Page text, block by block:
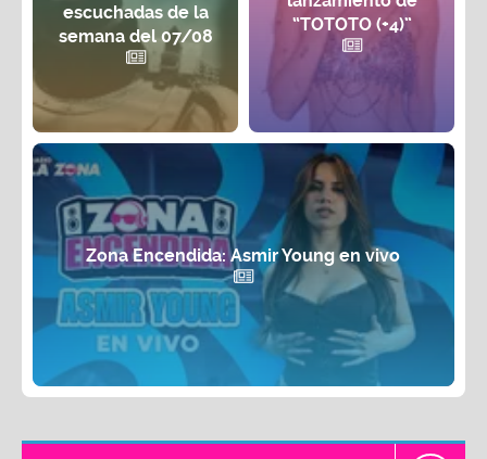
escuchadas de la
semana del 07/08
“TOTOTO (+4)”
Zona Encendida: Asmir Young en vivo